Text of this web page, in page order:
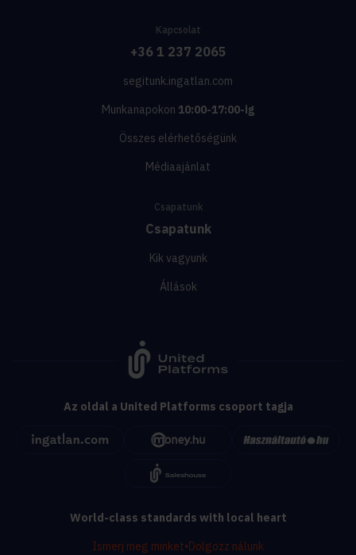
Kapcsolat
+36 1 237 2065
segitunk.ingatlan.com
Munkanapokon 10:00-17:00-ig
Összes elérhetőségünk
Médiaajánlat
Csapatunk
Csapatunk
Kik vagyunk
Állások
Az oldal a United Platforms csoport tagja
World-class standards with local heart
Ismerj meg minket•Dolgozz nálunk